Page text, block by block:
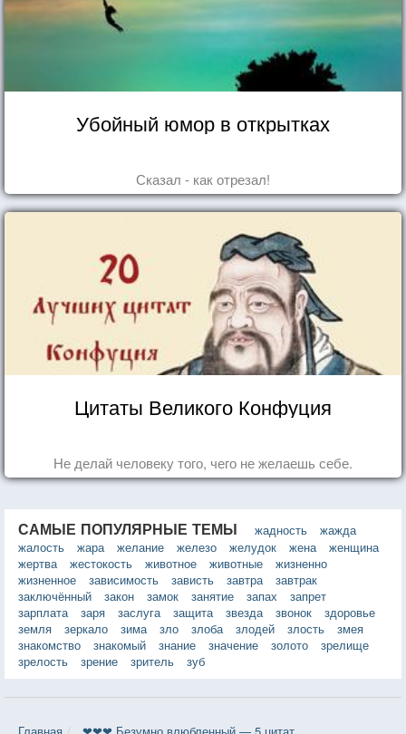
Убойный юмор в открытках
Сказал - как отрезал!
Цитаты Великого Конфуция
Не делай человеку того, чего не желаешь себе.
САМЫЕ ПОПУЛЯРНЫЕ ТЕМЫ жадность
жажда
жалость
жара желание железо желудок жена
женщина
жертва
жестокость животное животные
жизненно
жизненное
зависимость зависть завтра
завтрак
заключённый
закон замок занятие запах
запрет
зарплата
заря заслуга защита звезда звонок
здоровье
земля
зеркало зима зло злоба злодей злость
змея
знакомство
знакомый знание значение золото
зрелище
зрелость
зрение зритель зуб